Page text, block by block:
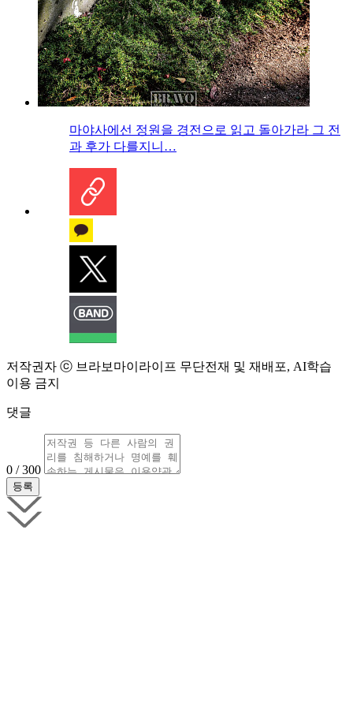
마야사에선 정원을 경전으로 읽고 돌아가라 그 전
과 후가 다를지니…
저작권자 ⓒ 브라보마이라이프 무단전재 및 재배포, AI학습
이용 금지
댓글
0 / 300